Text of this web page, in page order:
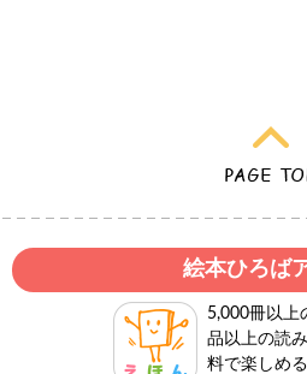
絵本ひろば
5,000冊以上
品以上の読
料で楽しめる